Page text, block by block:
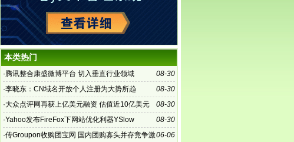
本类热门
08-30
·腾讯整合康盛微博平台 切入垂直行业领域
08-30
·李晓东：CN域名开放个人注册为大势所趋
08-30
·大众点评网再获上亿美元融资 估值近10亿美元
08-30
·Yahoo发布FireFox下网站优化利器YSlow
06-06
·传Groupon收购团宝网 国内团购寡头并存竞争激